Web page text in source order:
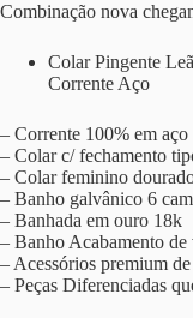
Combinação nova
Colar Pingente
Corrente Aço
– Corrente 100% em aço
– Colar c/ fechamento
– Colar feminino
– Banho galvânico 6
– Banhada em ouro 18k
– Banho Acabamento de
– Acessórios premium
– Peças Diferenciadas